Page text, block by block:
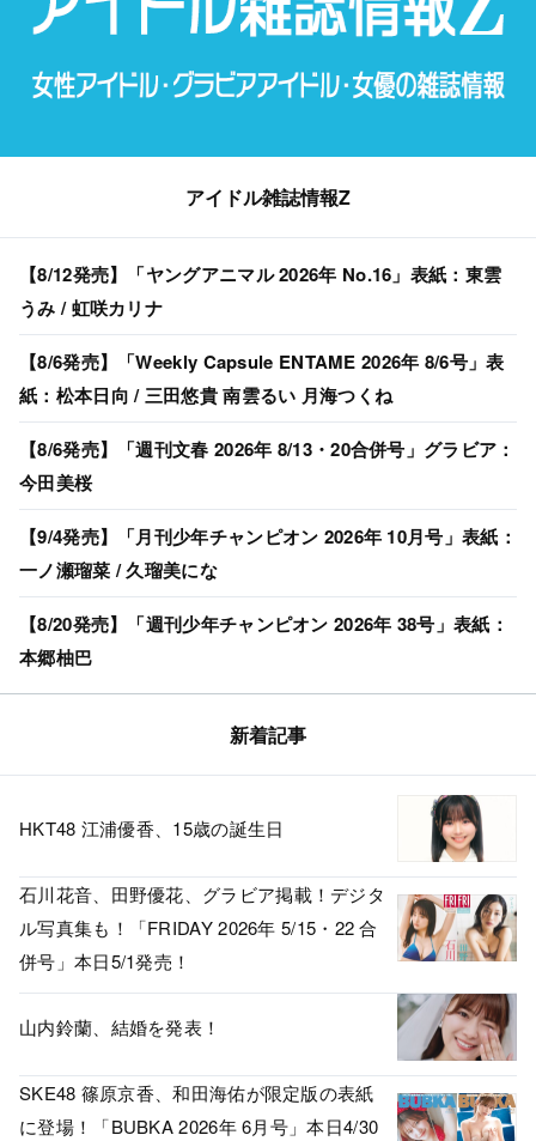
アイドル雑誌情報Z
【8/12発売】「ヤングアニマル 2026年 No.16」表紙：東雲
うみ / 虹咲カリナ
【8/6発売】「Weekly Capsule ENTAME 2026年 8/6号」表
紙：松本日向 / 三田悠貴 南雲るい 月海つくね
【8/6発売】「週刊文春 2026年 8/13・20合併号」グラビア：
今田美桜
【9/4発売】「月刊少年チャンピオン 2026年 10月号」表紙：
一ノ瀬瑠菜 / 久瑠美にな
【8/20発売】「週刊少年チャンピオン 2026年 38号」表紙：
本郷柚巴
新着記事
HKT48 江浦優香、15歳の誕生日
石川花音、田野優花、グラビア掲載！デジタ
ル写真集も！「FRIDAY 2026年 5/15・22 合
併号」本日5/1発売！
山内鈴蘭、結婚を発表！
SKE48 篠原京香、和田海佑が限定版の表紙
に登場！「BUBKA 2026年 6月号」本日4/30